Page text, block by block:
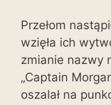
Przełom
wzięła ich
zmianie nazwy
„Captain
oszalał na